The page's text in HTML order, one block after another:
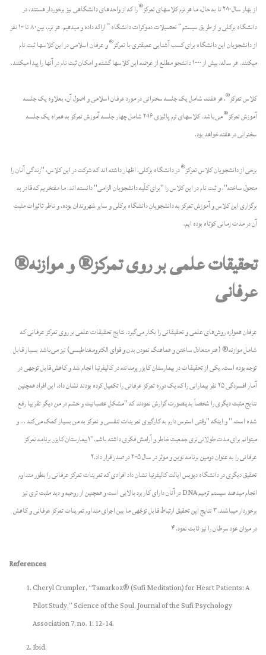
از بهار سال ۲۰۱۰ تا به حال، ما هر ترم کلاسهای تمرکز ®را که از واحدهای دانشگاهی نیز برخوردار هستند، در
دانشگاه برکلی و از طریق سیستم “ تحصیلات دموکرات دانشگاه ” ارائه داده و میدهیم. هر ترم، بین ۸۰ تا ۱۰۰ نفر
از دانشجویان این دانشگاه برای کسب آشنایی‌ عمیقتری با تمرکز®و عرفان اسلامی در این کلاسها ثبت نام
میکنند. هر ساله، بیش از ۱۰۰۰۰ دانشجو مطلع از عرضه این کلاسها گشته و امکان ثبت نام در آنها را پیدا میکنند.
کلاس تمرکز®، هر هفته، شامل یک جلسه سخنرانی‌ در مورد عرفان اسلامی و اصول آن‌، بعلاوه یک جلسه
آموزش تمرکز®
می‌‌باشد. کلاسهای‌ ترم پائیزی ۲۰۱۶ شامل چهار جلسه آموزش تمرکز به همراه یک جلسه
سخنرانی در هفته خواهد بود.
برخی‌ از دانشجویان کلاس تمرکز®در دانشگاه برکلی، اظهار داشته اند که شرکت در این کلاس، "زندگی‌ آنان را
متحول ساخته"، و ثبت نام در این کلاس را "برای کلّیه دانشجویان الزامی" دانسته اند. ما مفتخریم که قادر به
برگزاری این کلاس و آموزش تمرکز به دانشجویان دانشگاه برکلی و سایر شهروندان بوده، و ناظر تاثیرات مثبت
آن‌ در مدت زمانی‌ کوتاه بوده ایم.
تحقیقات علمی‌ بر روی تمرکز® و موازنه®
عرفانی
عرفان همواره روش‌های علمی‌ و تحقیقاتی‌ را بکار می‌گیرد. نتایج تحقیقات علمی‌ بر روی تمرکز عرفانی که
شامل موازنه® (هنر متعادل ساختن و هماهنگ نمودن بدن و قوای الکترومغناطیسی) نیز می‌باشد بسیار قابل
توجه بوده است. یکی‌ از تحقیقات در بیمارستان کایزر پرمنانته در کالیفرنیا انجام شد و کاهش قابل توجهی‌ در
آمار افسردگی ۲۵ نفر بیمارانی را که یک دوره تمرکز عرفانی را تکمیل کرده بودند نشان داد. این افراد همچنین
نتایج مثبت دیگری را شخصاً بدینصورت گزارش نمودند که "مشکل عصبانیت و خشم در من دیگر تقریبا رفع
شده است." و اینکه "وقتی‌ استرس دارم به کارگیری تمرینات تنفسی و تمرکز به من بسیار کمک می‌کند ... و
میتوانم برای مدت طولانی‌تری جمعیت خاطر و آرامش فکری داشته باشم."۱بیمارستان کایزر برنامه تمرکز
عرفانی را به عنوان دومین برنامه نوین و موثر در سال ۲۰۰۵ در صدر قرار داد.۲
تحقیق دیگری در دانشگاه دیویس ایالت کالیفرنیا نشان داد افرادی که تمرینات تمرکز عرفانی را بطور متداوم
انجام میدهند سیستم ترمیم DNA در آنان دارای کاربرد بالایی‌ است و همچنین از روحیه و دید مثبت تری نیز
برخوردار میباشند.۳ نتایج این تحقیق ارتباط قابل توجّهی ما بین اجرای متداوم تمرینات تمرکز عرفانی و کاهش
در میزان عود سرطان را نیز ثابت نمود. ۴
References
Cheryl Crumpler, “Tamarkoz® (Sufi Meditation) for Heart Patients: A
Pilot Study,” Science of the Soul, Journal of the Sufi Psychology
Association 7, no. 1: 12-14.
Ibid.